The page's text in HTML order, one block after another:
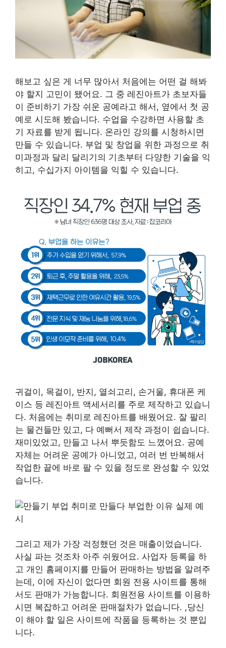
해보고 싶은 게 너무 많아서 처음에는 어떤 걸 해봐
야 할지 고민이 됐어요. 그 중 레진아트가 초보자들
이 준비하기 가장 쉬운 공예라고 해서, 옆에서 첫 공
예로 시도해 봤습니다. 수업을 수강하면 사용할 초
기 자료를 받게 됩니다. 온라인 강의를 시청하시면
만들 수 있습니다. 부업 및 창업을 위한 과정으로 취
미과정과 달리 달리기의 기초부터 다양한 기술을 익
히고, 수십가지 아이템을 익힐 수 있습니다.
귀걸이, 목걸이, 반지, 열쇠고리, 손거울, 휴대폰 케
이스 등 레진아트 액세서리를 주로 제작하고 있습니
다. 처음에는 취미로 레진아트를 배웠어요. 잘 팔리
는 물건들만 있고, 다 예뻐서 제작 과정이 쉽습니다.
재미있었고, 만들고 나서 뿌듯함도 느꼈어요. 공예
자체는 어려운 공예가 아니었고, 여러 번 반복해서
작업한 끝에 바로 팔 수 있을 정도로 완성할 수 있었
습니다.
그리고 제가 가장 걱정했던 것은 매출이었습니다.
사실 파는 것조차 아주 쉬웠어요. 사업자 등록을 하
고 개인 홈페이지를 만들어 판매하는 방법을 알려주
는데, 이에 자신이 없다면 회원 전용 사이트를 통해
서도 판매가 가능합니다. 회원전용 사이트를 이용하
시면 복잡하고 어려운 판매절차가 없습니다. ,당신
이 해야 할 일은 사이트에 작품을 등록하는 것 뿐입
니다.